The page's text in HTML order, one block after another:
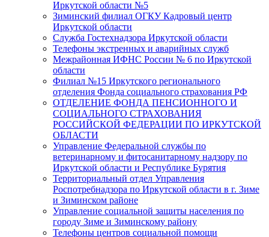
Иркутской области №5
Зиминский филиал ОГКУ Кадровый центр
Иркутской области
Служба Гостехнадзора Иркутской области
Телефоны экстренных и аварийных служб
Межрайонная ИФНС России № 6 по Иркутской
области
Филиал №15 Иркутского регионального
отделения Фонда социального страхования РФ
ОТДЕЛЕНИЕ ФОНДА ПЕНСИОННОГО И
СОЦИАЛЬНОГО СТРАХОВАНИЯ
РОССИЙСКОЙ ФЕДЕРАЦИИ ПО ИРКУТСКОЙ
ОБЛАСТИ
Управление Федеральной службы по
ветеринарному и фитосанитарному надзору по
Иркутской области и Республике Бурятия
Территориальный отдел Управления
Роспотребнадзора по Иркутской области в г. Зиме
и Зиминском районе
Управление социальной защиты населения по
городу Зиме и Зиминскому району
Телефоны центров социальной помощи